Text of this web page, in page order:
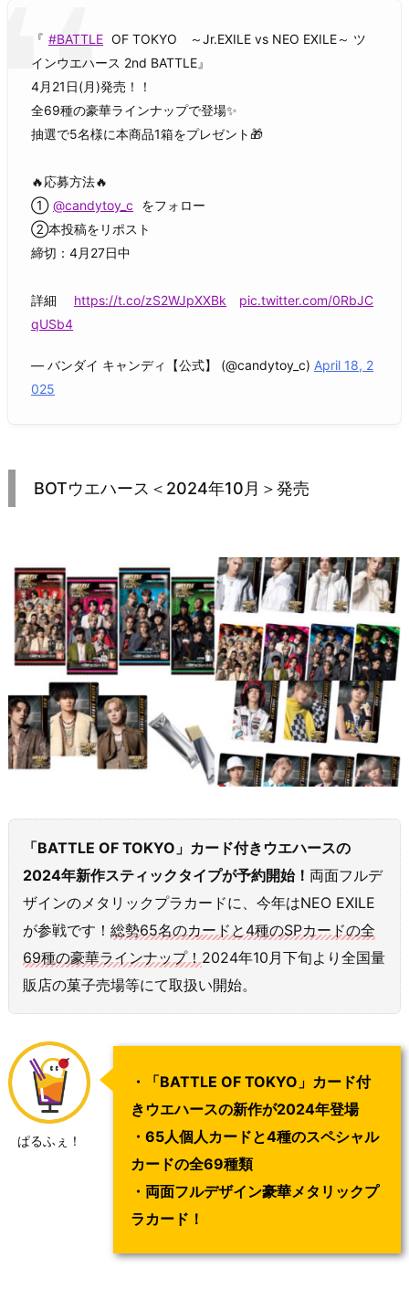
『 #BATTLE OF TOKYO ～Jr.EXILE vs NEO EXILE～ ツ
インウエハース 2nd BATTLE』
4月21日(月)発売！！
全69種の豪華ラインナップで登場✨
抽選で5名様に本商品1箱をプレゼント🎁
🔥応募方法🔥
① @candytoy_c
をフォロー
②本投稿をリポスト
締切：4月27日中
詳細 https://t.co/zS2WJpXXBk
pic.twitter.com/0RbJC
qUSb4
— バンダイ キャンディ【公式】 (@candytoy_c) April 18, 2
025
BOTウエハース＜2024年10月＞発売
「BATTLE OF TOKYO」カード付きウエハースの
2024年新作スティックタイプが予約開始！ 両面フルデ
ザインのメタリックプラカードに、今年はNEO EXILE
が参戦です！ 総勢65名のカードと4種のSPカードの全
69種の豪華ラインナップ！2024年10月下旬より全国量
販店の菓子売場等にて取扱い開始。
ぱるふぇ！
・「BATTLE OF TOKYO」カード付
きウエハースの新作が2024年登場
・65人個人カードと4種のスペシャル
カードの全69種類
・両面フルデザイン豪華メタリックプ
ラカード！